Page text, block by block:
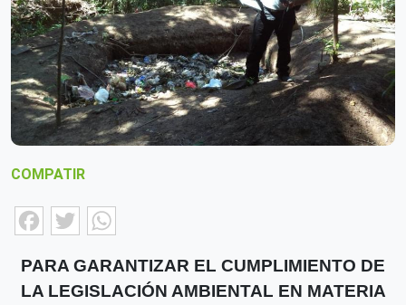
COMPATIR
Facebook
Twitter
PARA GARANTIZAR EL CUMPLIMIENTO DE
LA LEGISLACIÓN AMBIENTAL EN MATERIA